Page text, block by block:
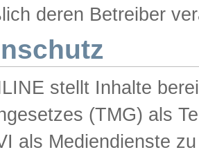
deren Betreiber
stellt Inhalte
(TMG) als
als Mediendienste